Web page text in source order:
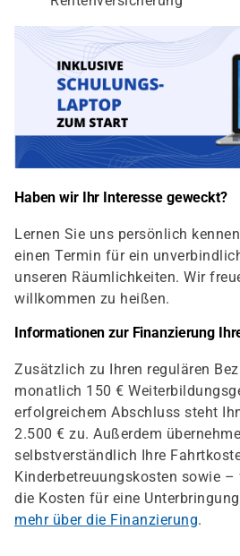
Haben wir Ihr Interesse geweckt?
Lernen Sie uns persönlich
einen Termin für ein
unseren Räumlichkeiten. Wir
willkommen zu heißen.
Informationen zur Finanzierung
Zusätzlich zu Ihren regulären
monatlich 150 €
erfolgreichem Abschluss steht
2.500 € zu. Außerdem
selbstverständlich Ihre
Kinderbetreuungskosten sowie
die Kosten für eine
mehr über die Finanzierung.